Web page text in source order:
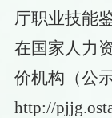
厅职业技能
在国家人力
价机构（公
http://